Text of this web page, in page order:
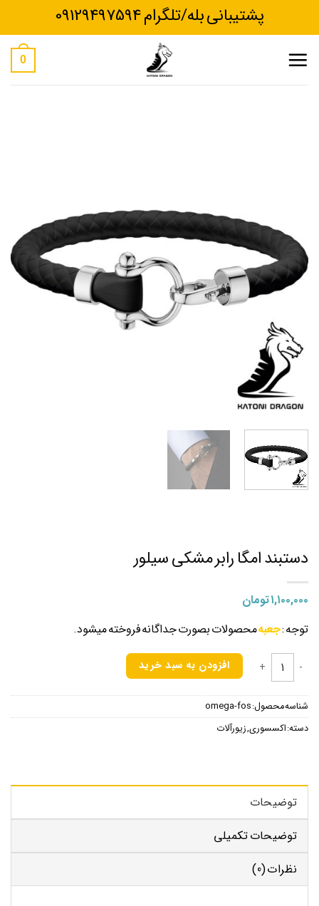
پشتیبانی بله/تلگرام 09129497594
0
دستبند امگا رابر مشکی سیلور
۱,۱۰۰,۰۰۰تومان
توجه :جعبهمحصولات بصورت جداگانه فروخته میشود.
دستبند امگا رابر مشکی سیلور عددافزودن به سبد خرید
شناسه محصول:omega-fos
دسته:اکسسوری,زیور آلات
توضیحات
توضیحات تکمیلی
نظرات (0)